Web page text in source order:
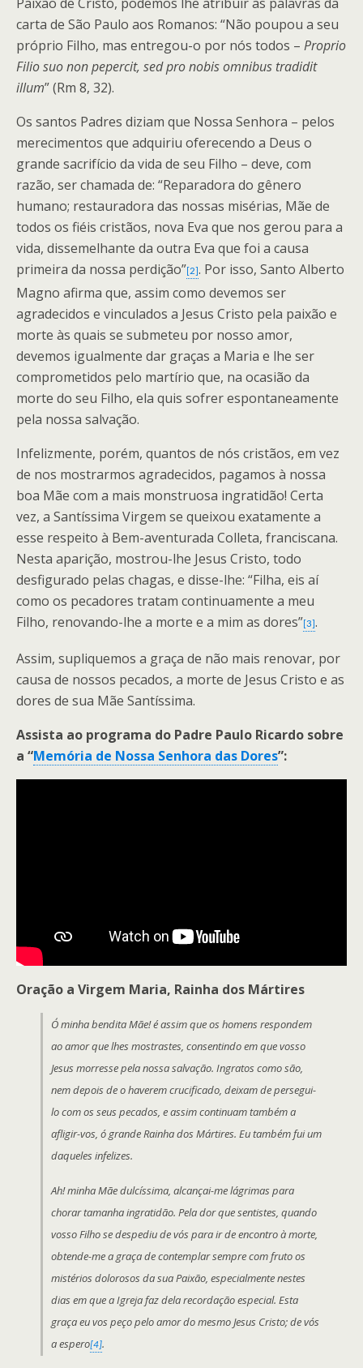
carta de São Paulo aos Romanos: “Não poupou a seu
próprio Filho, mas entregou-o por nós todos – Proprio
Filio suo non pepercit, sed pro nobis omnibus tradidit
illum” (Rm 8, 32).
Os santos Padres diziam que Nossa Senhora – pelos
merecimentos que adquiriu oferecendo a Deus o
grande sacrifício da vida de seu Filho – deve, com
razão, ser chamada de: “Reparadora do gênero
humano; restauradora das nossas misérias, Mãe de
todos os fiéis cristãos, nova Eva que nos gerou para a
vida, dissemelhante da outra Eva que foi a causa
primeira da nossa perdição” [2] . Por isso, Santo Alberto
Magno afirma que, assim como devemos ser
agradecidos e vinculados a Jesus Cristo pela paixão e
morte às quais se submeteu por nosso amor,
devemos igualmente dar graças a Maria e lhe ser
comprometidos pelo martírio que, na ocasião da
morte do seu Filho, ela quis sofrer espontaneamente
pela nossa salvação.
Infelizmente, porém, quantos de nós cristãos, em vez
de nos mostrarmos agradecidos, pagamos à nossa
boa Mãe com a mais monstruosa ingratidão! Certa
vez, a Santíssima Virgem se queixou exatamente a
esse respeito à Bem-aventurada Colleta, franciscana.
Nesta aparição, mostrou-lhe Jesus Cristo, todo
desfigurado pelas chagas, e disse-lhe: “Filha, eis aí
como os pecadores tratam continuamente a meu
Filho, renovando-lhe a morte e a mim as dores” [3] .
Assim, supliquemos a graça de não mais renovar, por
causa de nossos pecados, a morte de Jesus Cristo e as
dores de sua Mãe Santíssima.
Assista ao programa do Padre Paulo Ricardo sobre
a “Memória de Nossa Senhora das Dores”:
Oração a Virgem Maria, Rainha dos Mártires
Ó minha bendita Mãe! é assim que os homens respondem
ao amor que lhes mostrastes, consentindo em que vosso
Jesus morresse pela nossa salvação. Ingratos como são,
nem depois de o haverem crucificado, deixam de persegui-
lo com os seus pecados, e assim continuam também a
afligir-vos, ó grande Rainha dos Mártires. Eu também fui um
daqueles infelizes.
Ah! minha Mãe dulcíssima, alcançai-me lágrimas para
chorar tamanha ingratidão. Pela dor que sentistes, quando
vosso Filho se despediu de vós para ir de encontro à morte,
obtende-me a graça de contemplar sempre com fruto os
mistérios dolorosos da sua Paixão, especialmente nestes
dias em que a Igreja faz dela recordação especial. Esta
graça eu vos peço pelo amor do mesmo Jesus Cristo; de vós
a espero[4].